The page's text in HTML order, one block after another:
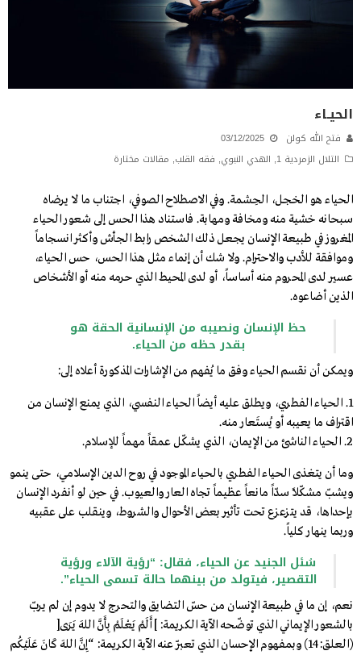
الحيـاء
فتح الله كولن
03/12/2025
التلال الزمردية 1 , الهدي النبوي, فقه القلب, مقالات مختارة
الحياء هو الخجل، الحِشمة. وفي الاصطلاح الصوفي، اجتناب ما لا يرضاه
سبحانه خشية منه ومخافة ومهابة. فاستناد هذا الحس إلى شعور الحياء
المغروز في طبيعة الإنسان يجعل ذلك الشخص رابط الجأش وأكثر انسجاماً
وموافقة للأدب والاحترام. ولا شك أن إنماء مثل هذا الحس، حس الحياء،
عسير لدى المحروم منه أساساً، أو لدى المحيط الذي حرمه منه أو الأشخاص
الذين أضاعوه.
حظ الإنسان ونصيبه من الإنسانية الحقة هو
بقدر حظه من الحياء.
ويمكن أن نقسم الحياء وفق ما يُفهم من الإشارات المذكورة أعلاه إلى:
الحياء الفطري، ويطلق عليه أيضاً الحياء النفسي، الذي يمنع الإنسان من
اقتراف ما يعيبه أو يُستَعار منه.
الحياء الناشئ من الإيمان، الذي يشكّل عمقاً مهماً للإسلام.
وما أن يتغذى الحياء الفطري بالحياء الموجود في روح الدين الإسلامي، حتى ينمو
ويشبّ مشكّلاً سدّاً مانعاً عظيماً تجاه العار والعيوب. في حين لو أنفرد الإنسان
بإحداها، قد يتزعزع تحت تأثير بعض الأحوال والشروط، وينقلب على عقبيه
وربما ينهار كلياً.
سُئل الجنيد عن الحياء، فقال: “رؤية الآلاء ورؤية
التقصير، فيتولد من بينهما حالة تسمى الحياء”.
نعم، إن ما في طبيعة الإنسان من حسّ التضايق والتحرج لا يدوم إن لم يربّ
بالشعور الإيماني الذي توضّحه الآية الكريمة: ]أَلَمْ يَعْلَمْ بِأَنَّ اللهَ يَرَى[
(العلق:14) وبمفهوم الإحسان الذي تعبّر عنه الآية الكريمة: “إِنَّ اللهَ كَانَ عَلَيْكُم